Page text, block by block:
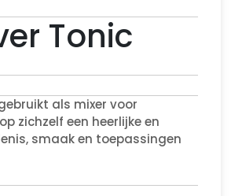
Tonic
als mixer voor
zichzelf een heerlijke en
smaak en toepassingen